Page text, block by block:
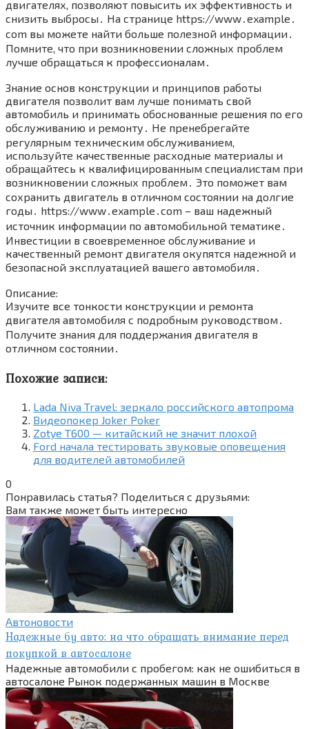
двигателях, позволяют повысить их эффективность и
снизить выбросы․ На странице https://www․example․
com вы можете найти больше полезной информации․
Помните, что при возникновении сложных проблем
лучше обращаться к профессионалам․
Знание основ конструкции и принципов работы
двигателя позволит вам лучше понимать свой
автомобиль и принимать обоснованные решения по его
обслуживанию и ремонту․ Не пренебрегайте
регулярным техническим обслуживанием,
используйте качественные расходные материалы и
обращайтесь к квалифицированным специалистам при
возникновении сложных проблем․ Это поможет вам
сохранить двигатель в отличном состоянии на долгие
годы․ https://www․example․com – ваш надежный
источник информации по автомобильной тематике․
Инвестиции в своевременное обслуживание и
качественный ремонт двигателя окупятся надежной и
безопасной эксплуатацией вашего автомобиля․
Описание:
Изучите все тонкости конструкции и ремонта
двигателя автомобиля с подробным руководством․
Получите знания для поддержания двигателя в
отличном состоянии․
Похожие записи:
Lada Niva Travel: зеркало российского автопрома
Видеопокер Joker Poker
Zotye T600 — китайский не значит плохой
Ford начала тестировать звуковые оповещения
для водителей автомобилей
0
Понравилась статья? Поделиться с друзьями:
Вам также может быть интересно
Автоновости
Надежные бу авто: на что обращать внимание перед
покупкой в автосалоне
Надежные автомобили с пробегом: как не ошибиться в
автосалоне Рынок подержанных машин в Москве